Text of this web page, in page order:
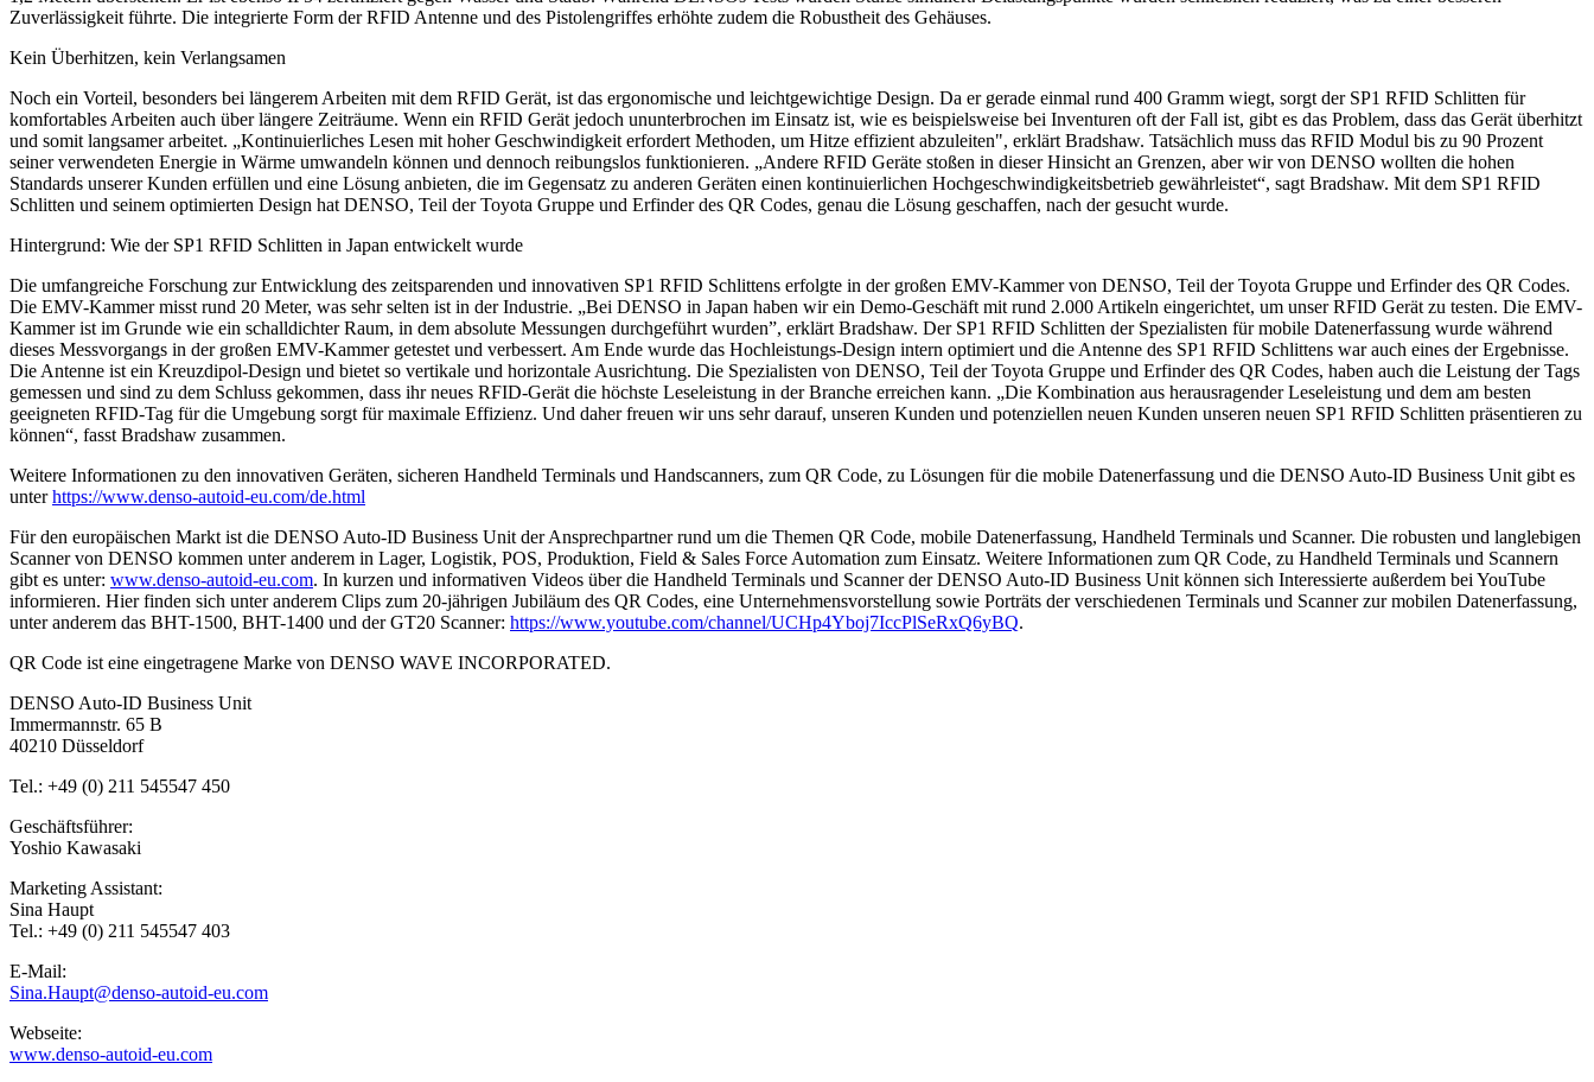
Zuverlässigkeit führte. Die integrierte Form der RFID Antenne und des Pistolengriffes erhöhte zudem die Robustheit des Gehäuses.
Kein Überhitzen, kein Verlangsamen
Noch ein Vorteil, besonders bei längerem Arbeiten mit dem RFID Gerät, ist das ergonomische und leichtgewichtige Design. Da er gerade einmal rund 400 Gramm wiegt, sorgt der SP1 RFID Schlitten für
komfortables Arbeiten auch über längere Zeiträume. Wenn ein RFID Gerät jedoch ununterbrochen im Einsatz ist, wie es beispielsweise bei Inventuren oft der Fall ist, gibt es das Problem, dass das Gerät überhitzt
und somit langsamer arbeitet. „Kontinuierliches Lesen mit hoher Geschwindigkeit erfordert Methoden, um Hitze effizient abzuleiten", erklärt Bradshaw. Tatsächlich muss das RFID Modul bis zu 90 Prozent
seiner verwendeten Energie in Wärme umwandeln können und dennoch reibungslos funktionieren. „Andere RFID Geräte stoßen in dieser Hinsicht an Grenzen, aber wir von DENSO wollten die hohen
Standards unserer Kunden erfüllen und eine Lösung anbieten, die im Gegensatz zu anderen Geräten einen kontinuierlichen Hochgeschwindigkeitsbetrieb gewährleistet“, sagt Bradshaw. Mit dem SP1 RFID
Schlitten und seinem optimierten Design hat DENSO, Teil der Toyota Gruppe und Erfinder des QR Codes, genau die Lösung geschaffen, nach der gesucht wurde.
Hintergrund: Wie der SP1 RFID Schlitten in Japan entwickelt wurde
Die umfangreiche Forschung zur Entwicklung des zeitsparenden und innovativen SP1 RFID Schlittens erfolgte in der großen EMV-Kammer von DENSO, Teil der Toyota Gruppe und Erfinder des QR Codes.
Die EMV-Kammer misst rund 20 Meter, was sehr selten ist in der Industrie. „Bei DENSO in Japan haben wir ein Demo-Geschäft mit rund 2.000 Artikeln eingerichtet, um unser RFID Gerät zu testen. Die EMV-
Kammer ist im Grunde wie ein schalldichter Raum, in dem absolute Messungen durchgeführt wurden”, erklärt Bradshaw. Der SP1 RFID Schlitten der Spezialisten für mobile Datenerfassung wurde während
dieses Messvorgangs in der großen EMV-Kammer getestet und verbessert. Am Ende wurde das Hochleistungs-Design intern optimiert und die Antenne des SP1 RFID Schlittens war auch eines der Ergebnisse.
Die Antenne ist ein Kreuzdipol-Design und bietet so vertikale und horizontale Ausrichtung. Die Spezialisten von DENSO, Teil der Toyota Gruppe und Erfinder des QR Codes, haben auch die Leistung der Tags
gemessen und sind zu dem Schluss gekommen, dass ihr neues RFID-Gerät die höchste Leseleistung in der Branche erreichen kann. „Die Kombination aus herausragender Leseleistung und dem am besten
geeigneten RFID-Tag für die Umgebung sorgt für maximale Effizienz. Und daher freuen wir uns sehr darauf, unseren Kunden und potenziellen neuen Kunden unseren neuen SP1 RFID Schlitten präsentieren zu
können“, fasst Bradshaw zusammen.
Weitere Informationen zu den innovativen Geräten, sicheren Handheld Terminals und Handscanners, zum QR Code, zu Lösungen für die mobile Datenerfassung und die DENSO Auto-ID Business Unit gibt es
unterhttps://www.denso-autoid-eu.com/de.html
Für den europäischen Markt ist die DENSO Auto-ID Business Unit der Ansprechpartner rund um die Themen QR Code, mobile Datenerfassung, Handheld Terminals und Scanner. Die robusten und langlebigen
Scanner von DENSO kommen unter anderem in Lager, Logistik, POS, Produktion, Field & Sales Force Automation zum Einsatz. Weitere Informationen zum QR Code, zu Handheld Terminals und Scannern
gibt es unter: www.denso-autoid-eu.com. In kurzen und informativen Videos über die Handheld Terminals und Scanner der DENSO Auto-ID Business Unit können sich Interessierte außerdem bei YouTube
informieren. Hier finden sich unter anderem Clips zum 20-jährigen Jubiläum des QR Codes, eine Unternehmensvorstellung sowie Porträts der verschiedenen Terminals und Scanner zur mobilen Datenerfassung,
unter anderem das BHT-1500, BHT-1400 und der GT20 Scanner: https://www.youtube.com/channel/UCHp4Yboj7IccPlSeRxQ6yBQ.
QR Code ist eine eingetragene Marke von DENSO WAVE INCORPORATED.
DENSO Auto-ID Business Unit
Immermannstr. 65 B
40210 Düsseldorf
Tel.: +49 (0) 211 545547 450
Geschäftsführer:
Yoshio Kawasaki
Marketing Assistant:
Sina Haupt
Tel.: +49 (0) 211 545547 403
E-Mail:
Sina.Haupt@denso-autoid-eu.com
Webseite:
www.denso-autoid-eu.com